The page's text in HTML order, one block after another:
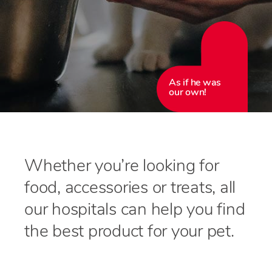
As if he was
our own!
Whether you’re looking for
food, accessories or treats, all
our hospitals can help you find
the best product for your pet.